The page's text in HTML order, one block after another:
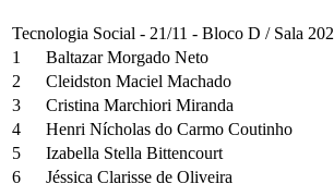
Tecnologia Social - 21/11 - Bloco D / Sala 202
1
Baltazar Morgado Neto
2
Cleidston Maciel Machado
3
Cristina Marchiori Miranda
4
Henri Nícholas do Carmo Coutinho
5
Izabella Stella Bittencourt
6
Jéssica Clarisse de Oliveira